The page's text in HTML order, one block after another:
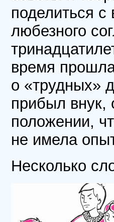
поделиться
любезного
время
о «трудных»
прибыл
положении,
не имела
Несколько